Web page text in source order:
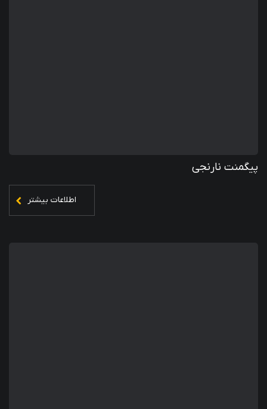
پیگمنت نارنجی
اطلاعات بیشتر